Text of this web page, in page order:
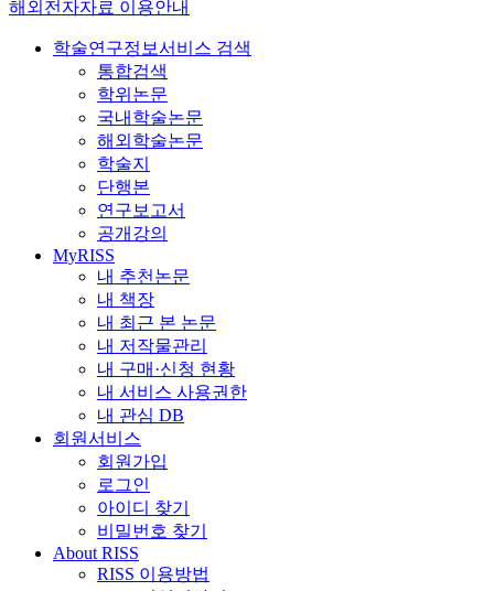
해외전자자료 이용안내
학술연구정보서비스 검색
통합검색
학위논문
국내학술논문
해외학술논문
학술지
단행본
연구보고서
공개강의
MyRISS
내 추천논문
내 책장
내 최근 본 논문
내 저작물관리
내 구매·신청 현황
내 서비스 사용권한
내 관심 DB
회원서비스
회원가입
로그인
아이디 찾기
비밀번호 찾기
About RISS
RISS 이용방법